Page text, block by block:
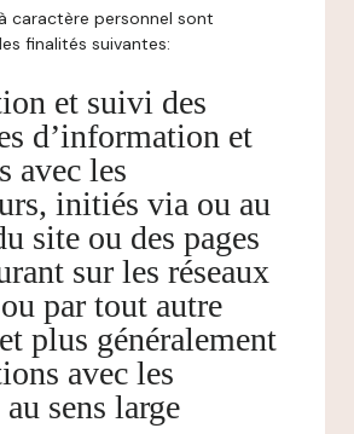
caractère personnel sont
finalités suivantes:
et suivi des
d’information et
avec les
initiés via ou au
site ou des pages
sur les réseaux
par tout autre
plus généralement
avec les
sens large